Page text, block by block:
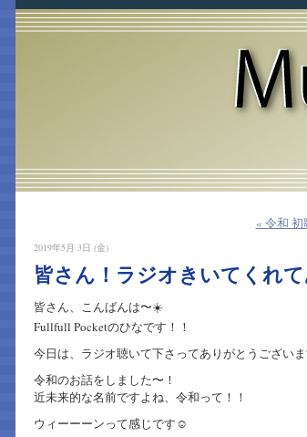
« 令和 初
2019年5月 3日 (金)
皆さん！ラジオきいてくれ
皆さん、こんばんは〜☀️
Fullfull Pocketのひなです！！
今日は、ラジオ聴いて下さってありがとうござい
令和のお話をしました〜！
近未来的な名前ですよね、令和って！！
ウィーーーンって感じです☺️